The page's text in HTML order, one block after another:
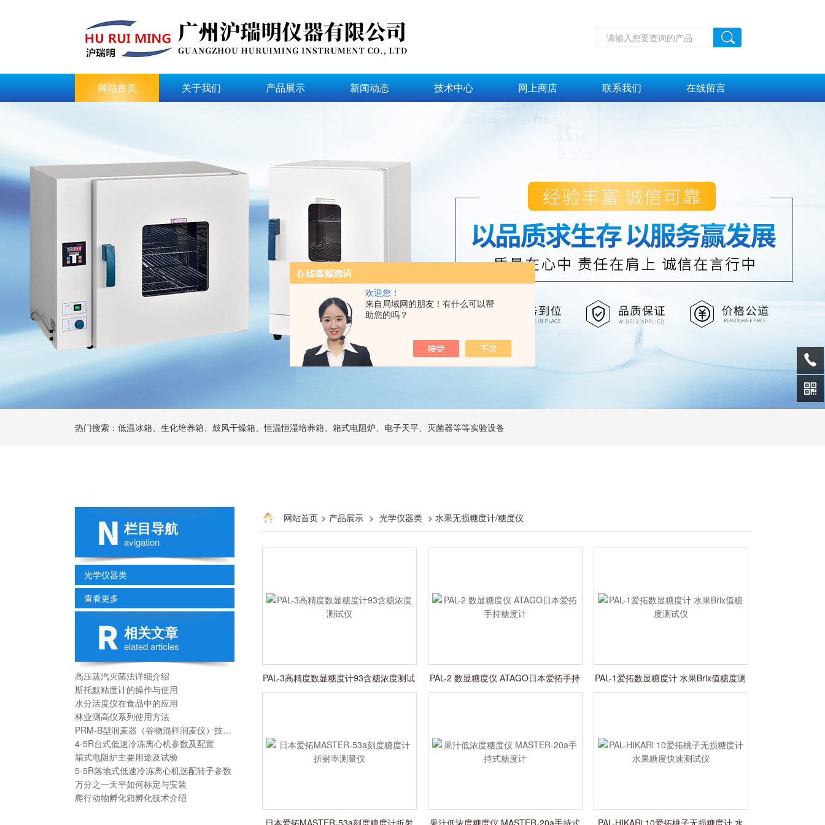
欢迎您！
来自局域网的朋友！有什么可以帮
助您的吗？
网站首页 关于我们 产品展示 新闻动态 技术中心 网上商店 联系我们 在线留言
热门搜索：低温冰箱、生化培养箱、鼓风干燥箱、恒温恒湿培养箱、箱式电阻炉、电子天平、灭菌器等等实验设备
栏目导航
avigation
光学仪器类
查看更多
相关文章
elated articles
高压蒸汽灭菌法详细介绍
斯托默粘度计的操作与使用
水分活度仪在食品中的应用
林业测高仪系列使用方法
PRM-B型润麦器（谷物混样润麦仪）技术参数
4-5R台式低速冷冻离心机参数及配置
箱式电阻炉主要用途及试验
5-5R落地式低速冷冻离心机选配转子参数
万分之一天平如何标定与安装
爬行动物孵化箱孵化技术介绍
网站首页 > 产品展示 > 光学仪器类 > 水果无损糖度计/糖度仪
PAL-3高精度数显糖度计93含糖浓度测试
仪
PAL-2 数显糖度仪 ATAGO日本爱拓手持
糖度计
PAL-1爱拓数显糖度计 水果Brix值糖度测
试仪
日本爱拓MASTER-53a刻度糖度计折射 果汁低浓度糖度仪 MASTER-20a手持式 PAL-HIKARi 10爱拓桃子无损糖度计 水